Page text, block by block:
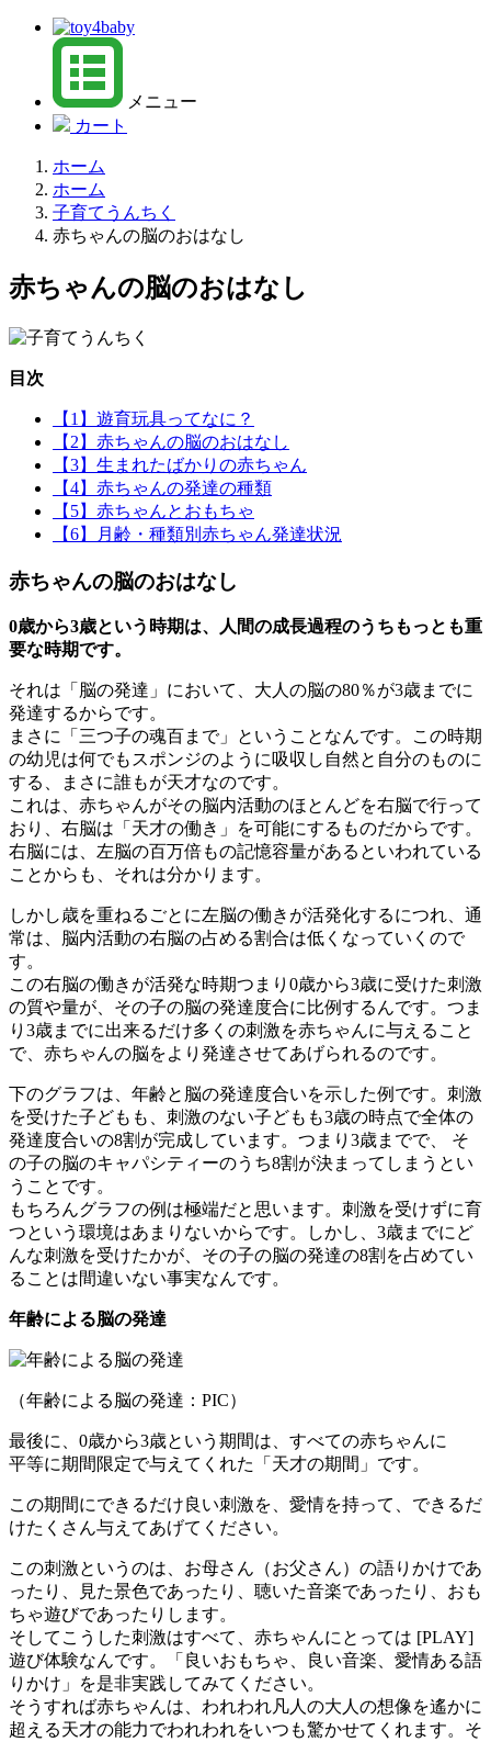
メニュー
カート
ホーム
ホーム
子育てうんちく
赤ちゃんの脳のおはなし
赤ちゃんの脳のおはなし
目次
【1】遊育玩具ってなに？
【2】赤ちゃんの脳のおはなし
【3】生まれたばかりの赤ちゃん
【4】赤ちゃんの発達の種類
【5】赤ちゃんとおもちゃ
【6】月齢・種類別赤ちゃん発達状況
赤ちゃんの脳のおはなし
0歳から3歳という時期は、人間の成長過程のうちもっとも重
要な時期です。
それは「脳の発達」において、大人の脳の80％が3歳までに
発達するからです。
まさに「三つ子の魂百まで」ということなんです。この時期
の幼児は何でもスポンジのように吸収し自然と自分のものに
する、まさに誰もが天才なのです。
これは、赤ちゃんがその脳内活動のほとんどを右脳で行って
おり、右脳は「天才の働き」を可能にするものだからです。
右脳には、左脳の百万倍もの記憶容量があるといわれている
ことからも、それは分かります。
しかし歳を重ねるごとに左脳の働きが活発化するにつれ、通
常は、脳内活動の右脳の占める割合は低くなっていくので
す。
この右脳の働きが活発な時期つまり0歳から3歳に受けた刺激
の質や量が、その子の脳の発達度合に比例するんです。つま
り3歳までに出来るだけ多くの刺激を赤ちゃんに与えること
で、赤ちゃんの脳をより発達させてあげられるのです。
下のグラフは、年齢と脳の発達度合いを示した例です。刺激
を受けた子どもも、刺激のない子どもも3歳の時点で全体の
発達度合いの8割が完成しています。つまり3歳までで、 そ
の子の脳のキャパシティーのうち8割が決まってしまうとい
うことです。
もちろんグラフの例は極端だと思います。刺激を受けずに育
つという環境はあまりないからです。しかし、3歳までにど
んな刺激を受けたかが、その子の脳の発達の8割を占めてい
ることは間違いない事実なんです。
年齢による脳の発達
（年齢による脳の発達：PIC）
最後に、0歳から3歳という期間は、すべての赤ちゃんに
平等に期間限定で与えてくれた「天才の期間」です。
この期間にできるだけ良い刺激を、愛情を持って、できるだ
けたくさん与えてあげてください。
この刺激というのは、お母さん（お父さん）の語りかけであ
ったり、見た景色であったり、聴いた音楽であったり、おも
ちゃ遊びであったりします。
そしてこうした刺激はすべて、赤ちゃんにとっては [PLAY]
遊び体験なんです。「良いおもちゃ、良い音楽、愛情ある語
りかけ」を是非実践してみてください。
そうすれば赤ちゃんは、われわれ凡人の大人の想像を遙かに
超える天才の能力でわれわれをいつも驚かせてくれます。そ